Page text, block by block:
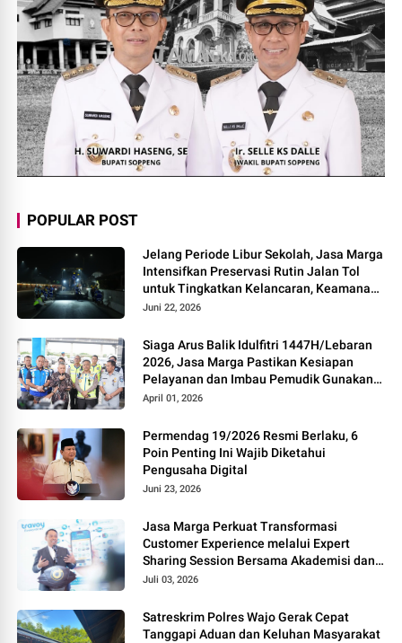
POPULAR POST
Jelang Periode Libur Sekolah, Jasa Marga
Intensifkan Preservasi Rutin Jalan Tol
untuk Tingkatkan Kelancaran, Keamanan
dan Kenyamanan Perjalanan
Juni 22, 2026
Siaga Arus Balik Idulfitri 1447H/Lebaran
2026, Jasa Marga Pastikan Kesiapan
Pelayanan dan Imbau Pemudik Gunakan
Rest Area Alternatif
April 01, 2026
Permendag 19/2026 Resmi Berlaku, 6
Poin Penting Ini Wajib Diketahui
Pengusaha Digital
Juni 23, 2026
Jasa Marga Perkuat Transformasi
Customer Experience melalui Expert
Sharing Session Bersama Akademisi dan
Praktisi
Juli 03, 2026
Satreskrim Polres Wajo Gerak Cepat
Tanggapi Aduan dan Keluhan Masyarakat